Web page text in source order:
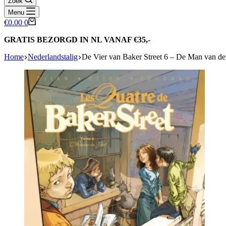
Menu
Winkelwagen
€0.00 0
GRATIS BEZORGD IN NL VANAF €35,-
Home Nederlandstalig De Vier van Baker Street 6 – De Man van